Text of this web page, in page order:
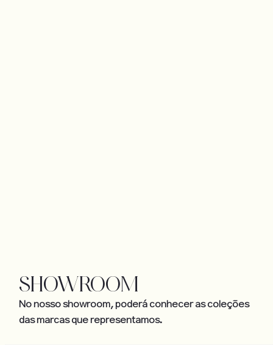
SHOWROOM
No nosso showroom, poderá conhecer as coleções
das marcas que representamos.